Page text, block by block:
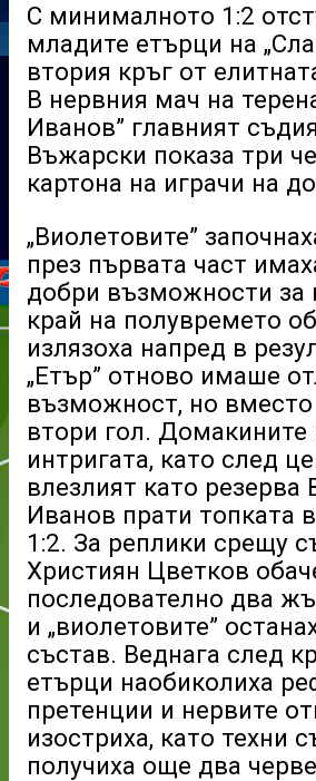
С минималното 1:2
младите етърци на
втория кръг от
В нервния мач на
Иванов” главният
Въжарски показа три
картона на играчи на
„Виолетовите”
през първата част
добри възможности за
край на полувремето
излязоха напред в
„Етър” отново имаше
възможност, но вместо
втори гол. Домакините
интригата, като след
влезлият като резерва
Иванов прати топката
1:2. За реплики срещу
Християн Цветков
последователно два
и „виолетовите”
състав. Веднага след
етърци наобиколиха
претенции и нервите
изостриха, като техни
получиха още два